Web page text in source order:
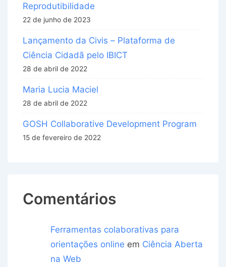
Reprodutibilidade
22 de junho de 2023
Lançamento da Civis – Plataforma de
Ciência Cidadã pelo IBICT
28 de abril de 2022
Maria Lucia Maciel
28 de abril de 2022
GOSH Collaborative Development Program
15 de fevereiro de 2022
Comentários
Ferramentas colaborativas para
orientações online em Ciência Aberta
na Web